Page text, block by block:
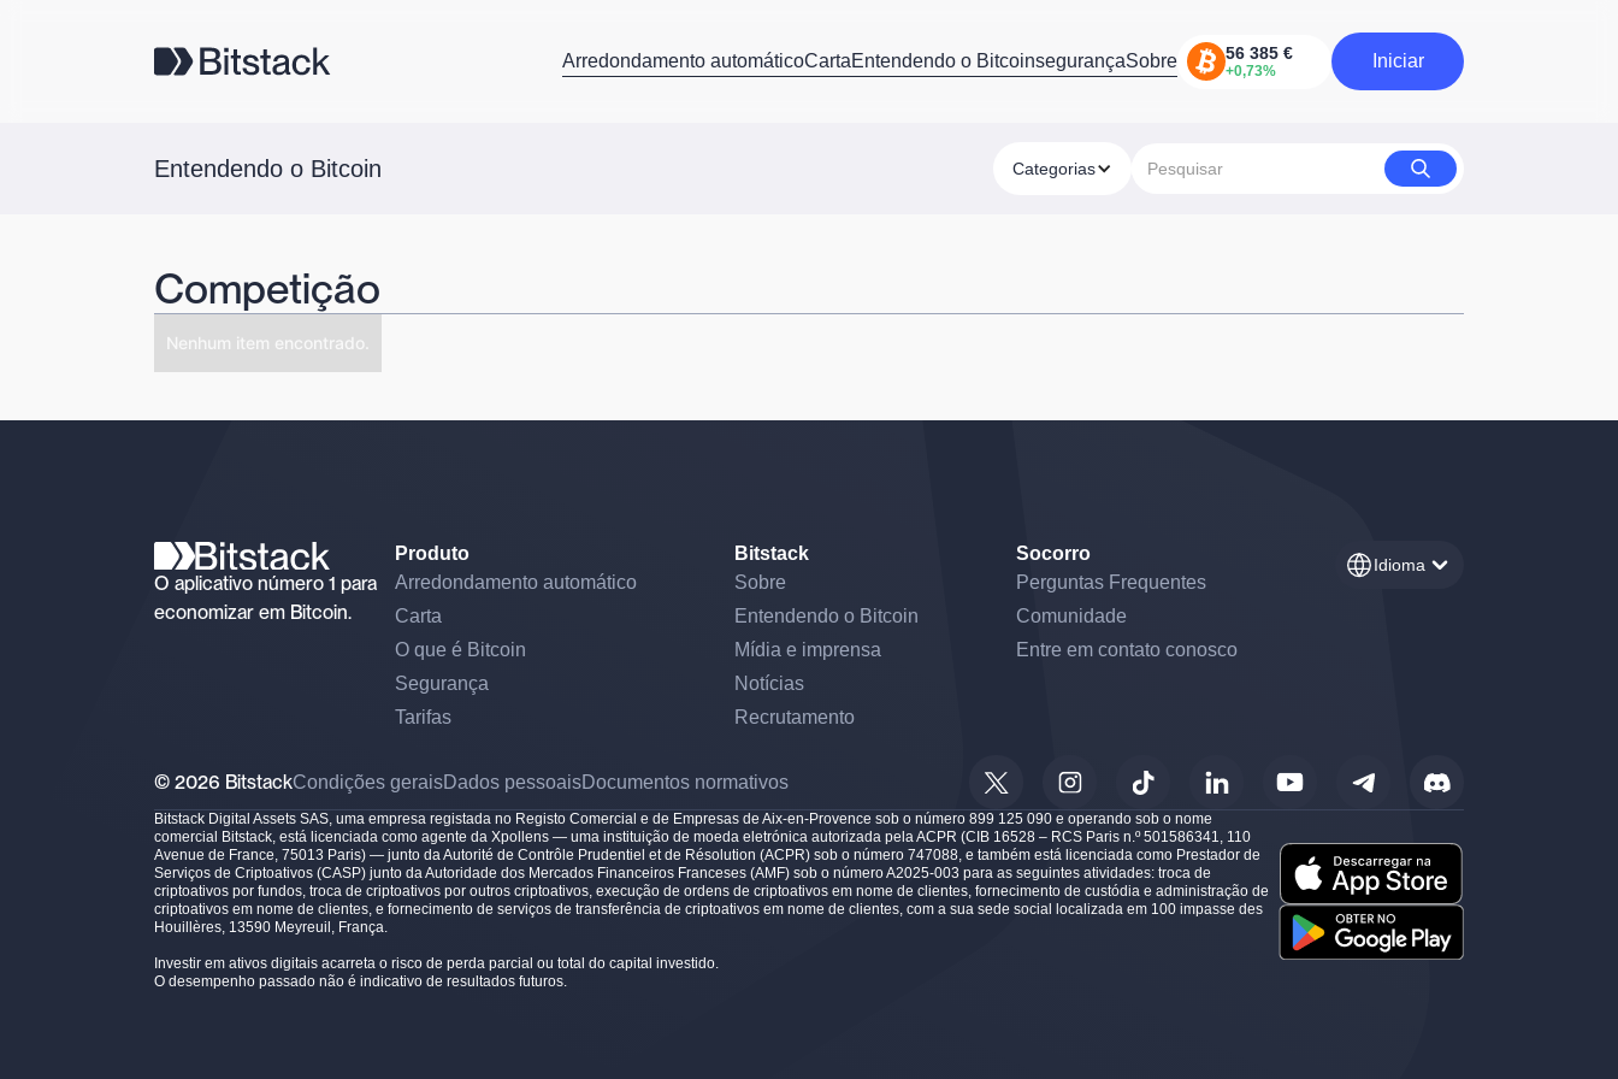
Arredondamento automáticoCartaEntendendo o BitcoinsegurançaSobre
Iniciar
Iniciar
Entendendo o Bitcoin Categorias
Competição
Nenhum item encontrado.
O aplicativo número 1 para
economizar em Bitcoin.
Produto
Arredondamento automático
Carta
O que é Bitcoin
Segurança
Tarifas
Bitstack
Sobre
Entendendo o Bitcoin
Mídia e imprensa
Notícias
Recrutamento
Socorro
Perguntas Frequentes
Comunidade
Entre em contato conosco
Idioma
© 2026 BitstackCondições geraisDados pessoaisDocumentos normativos
Bitstack Digital Assets SAS, uma empresa registada no Registo Comercial e de Empresas de Aix-en-Provence sob o número 899 125 090 e operando sob o nome
comercial Bitstack, está licenciada como agente da Xpollens — uma instituição de moeda eletrónica autorizada pela ACPR (CIB 16528 – RCS Paris n.º 501586341, 110
Avenue de France, 75013 Paris) — junto da Autorité de Contrôle Prudentiel et de Résolution (ACPR) sob o número 747088, e também está licenciada como Prestador de
Serviços de Criptoativos (CASP) junto da Autoridade dos Mercados Financeiros Franceses (AMF) sob o número A2025-003 para as seguintes atividades: troca de
criptoativos por fundos, troca de criptoativos por outros criptoativos, execução de ordens de criptoativos em nome de clientes, fornecimento de custódia e administração de
criptoativos em nome de clientes, e fornecimento de serviços de transferência de criptoativos em nome de clientes, com a sua sede social localizada em 100 impasse des
Houillères, 13590 Meyreuil, França.
Investir em ativos digitais acarreta o risco de perda parcial ou total do capital investido.
O desempenho passado não é indicativo de resultados futuros.